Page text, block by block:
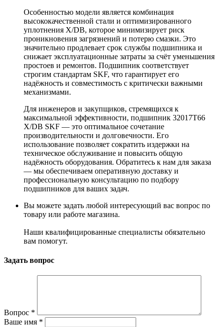
Особенностью модели является комбинация
высококачественной стали и оптимизированного
уплотнения X/DB, которое минимизирует риск
проникновения загрязнений и потерю смазки. Это
значительно продлевает срок службы подшипника и
снижает эксплуатационные затраты за счёт уменьшения
простоев и ремонтов. Подшипник соответствует
строгим стандартам SKF, что гарантирует его
надёжность и совместимость с критически важными
механизмами.
Для инженеров и закупщиков, стремящихся к
максимальной эффективности, подшипник 32017T66
X/DB SKF — это оптимальное сочетание
производительности и долговечности. Его
использование позволяет сократить издержки на
техническое обслуживание и повысить общую
надёжность оборудования. Обратитесь к нам для заказа
— мы обеспечиваем оперативную доставку и
профессиональную консультацию по подбору
подшипников для ваших задач.
Вы можете задать любой интересующий вас вопрос по
товару или работе магазина.
Наши квалифицированные специалисты обязательно
вам помогут.
Задать вопрос
Вопрос *
Ваше имя *